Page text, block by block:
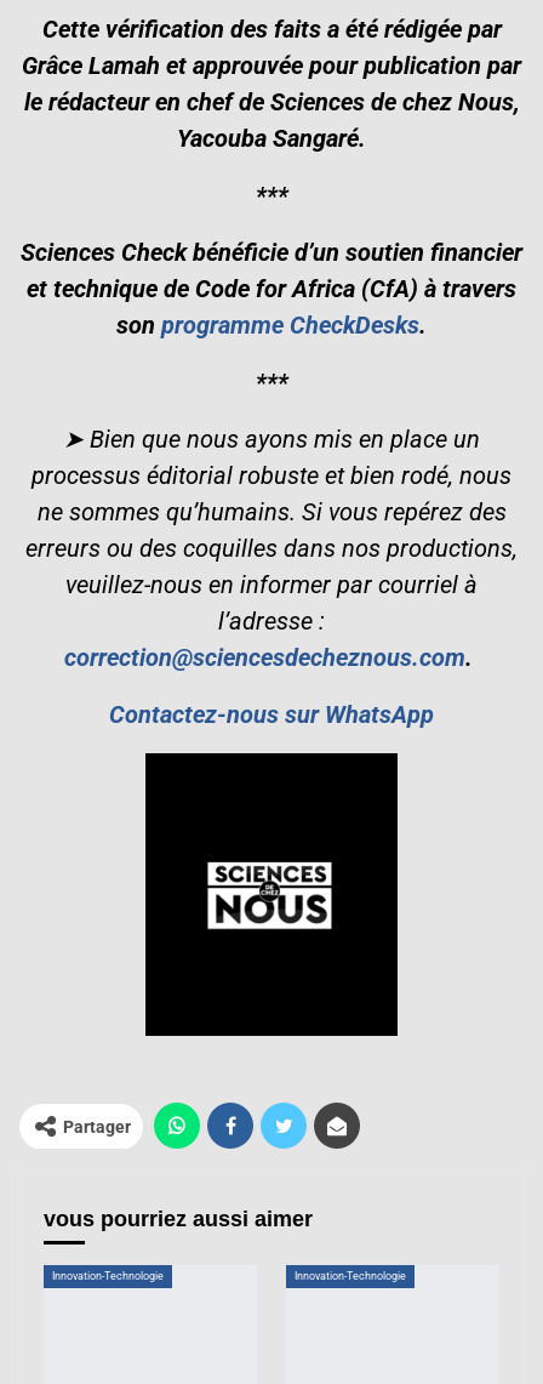
Cette vérification des faits a été rédigée par
Grâce Lamah et approuvée pour publication par
le rédacteur en chef de Sciences de chez Nous,
Yacouba Sangaré.
***
Sciences Check bénéficie d’un soutien financier
et technique de Code for Africa (CfA) à travers
son programme CheckDesks.
***
➤ Bien que nous ayons mis en place un
processus éditorial robuste et bien rodé, nous
ne sommes qu’humains. Si vous repérez des
erreurs ou des coquilles dans nos productions,
veuillez-nous en informer par courriel à
l’adresse :
correction@sciencesdecheznous.com.
Contactez-nous sur WhatsApp
Partager
vous pourriez aussi aimer
Innovation-Technologie Innovation-Technologie